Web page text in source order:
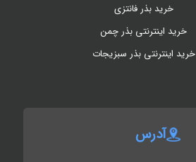
خرید بذر فانتزی
خرید اینترنتی بذر چمن
خرید اینترنتی بذر سبزیجات
آدرس